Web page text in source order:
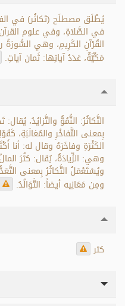
يُطْلَق مصطلَح (تَكاثُر) في
في الصَّلاةِ، وفي علوم
مَكِّيَّةٌ، عَدَدُ آياتِها: ثَمان آياتِ.
التَّكاثُرُ: النُّمُوُّ والتَّزايُدُ،
بِمعنى التَّفاخُرِ والمُغالَبَةِ،
الكَثْرَةِ وفاخَرَهُ وقال له: أنا
وهي: الزِّيادَةُ، يُقال: كثُرَ
ويُسْتَعْمَلُ التَّكاثُرُ بِمعنى
ومِن مَعَانِيه أيضاً: التَّوَالُدُ.
كثر